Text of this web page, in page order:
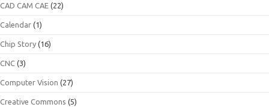
CAD CAM CAE (22)
Calendar (1)
Chip Story (16)
CNC (3)
Computer Vision (27)
Creative Commons (5)